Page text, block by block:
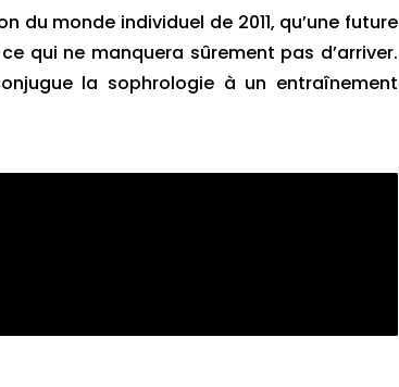
du monde individuel de 2011, qu’une future
qui ne manquera sûrement pas d’arriver.
la sophrologie à un entraînement